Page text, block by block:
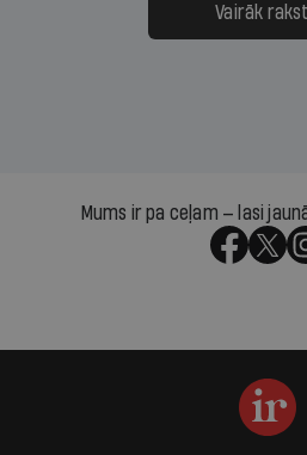
Vairāk
Mums ir pa ceļam — lasi